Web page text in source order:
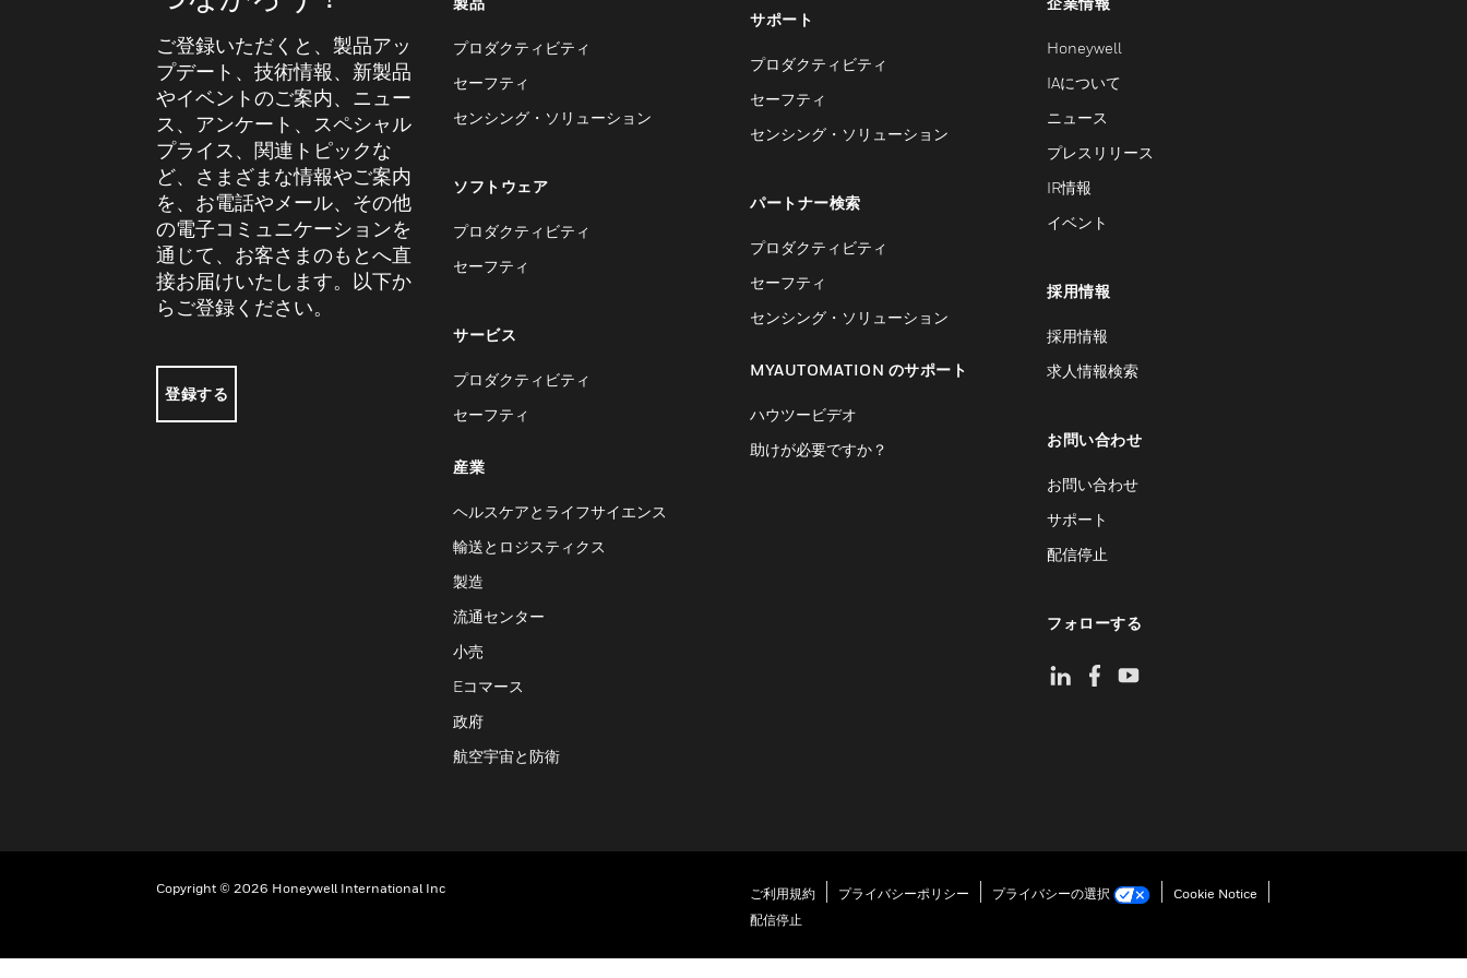
ご登録いただくと、製品アッ
プデート、技術情報、新製品
やイベントのご案内、ニュー
ス、アンケート、スペシャル
プライス、関連トピックな
ど、さまざまな情報やご案内
を、お電話やメール、その他
の電子コミュニケーションを
通じて、お客さまのもとへ直
接お届けいたします。以下か
らご登録ください。
登録する
プロダクティビティ
セーフティ
センシング・ソリューション
ソフトウェア
プロダクティビティ
セーフティ
サービス
プロダクティビティ
セーフティ
産業
ヘルスケアとライフサイエンス
輸送とロジスティクス
製造
流通センター
小売
Eコマース
政府
航空宇宙と防衛
サポート
プロダクティビティ
セーフティ
センシング・ソリューション
パートナー検索
プロダクティビティ
セーフティ
センシング・ソリューション
MYAUTOMATION のサポート
ハウツービデオ
助けが必要ですか？
Honeywell
IAについて
ニュース
プレスリリース
IR情報
イベント
採用情報
採用情報
求人情報検索
お問い合わせ
お問い合わせ
サポート
配信停止
フォローする
Copyright © 2026 Honeywell International Inc ご利用規約 プライバシーポリシー プライバシーの選択
Cookie Notice
配信停止